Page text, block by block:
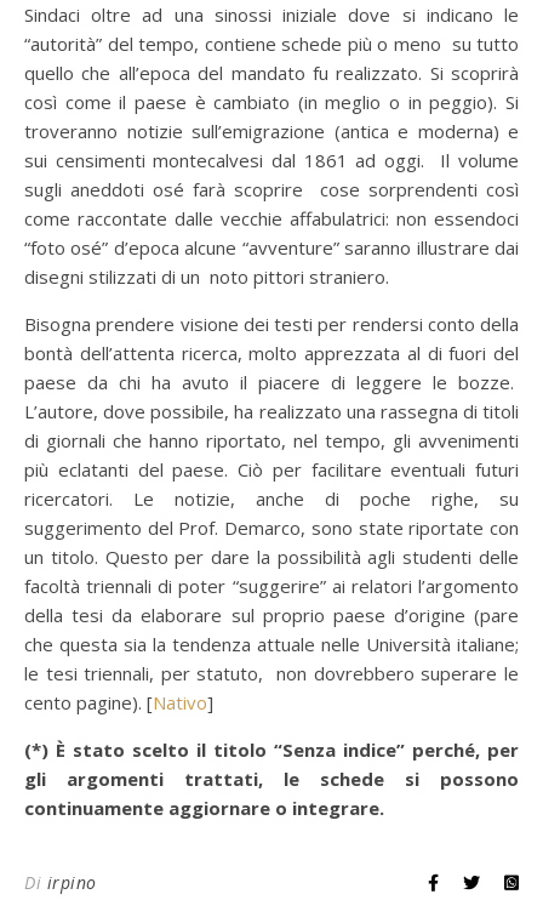
Sindaci oltre ad una sinossi iniziale dove si indicano le
“autorità” del tempo, contiene schede più o meno su tutto
quello che all’epoca del mandato fu realizzato. Si scoprirà
così come il paese è cambiato (in meglio o in peggio). Si
troveranno notizie sull’emigrazione (antica e moderna) e
sui censimenti montecalvesi dal 1861 ad oggi. Il volume
sugli aneddoti osé farà scoprire cose sorprendenti così
come raccontate dalle vecchie affabulatrici: non essendoci
“foto osé” d’epoca alcune “avventure” saranno illustrare dai
disegni stilizzati di un noto pittori straniero.
Bisogna prendere visione dei testi per rendersi conto della
bontà dell’attenta ricerca, molto apprezzata al di fuori del
paese da chi ha avuto il piacere di leggere le bozze.
L’autore, dove possibile, ha realizzato una rassegna di titoli
di giornali che hanno riportato, nel tempo, gli avvenimenti
più eclatanti del paese. Ciò per facilitare eventuali futuri
ricercatori. Le notizie, anche di poche righe, su
suggerimento del Prof. Demarco, sono state riportate con
un titolo. Questo per dare la possibilità agli studenti delle
facoltà triennali di poter “suggerire” ai relatori l’argomento
della tesi da elaborare sul proprio paese d’origine (pare
che questa sia la tendenza attuale nelle Università italiane;
le tesi triennali, per statuto, non dovrebbero superare le
cento pagine). [Nativo]
(*) È stato scelto il titolo “Senza indice” perché, per
gli argomenti trattati, le schede si possono
continuamente aggiornare o integrare.
Di irpino